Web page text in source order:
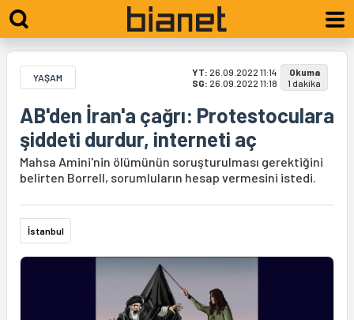
YAŞAM YT: 26.09.2022 11:14
SG: 26.09.2022 11:18
Okuma
1 dakika
AB'den İran'a çağrı: Protestoculara
şiddeti durdur, interneti aç
Mahsa Amini'nin ölümünün soruşturulması gerektiğini
belirten Borrell, sorumluların hesap vermesini istedi.
İstanbul